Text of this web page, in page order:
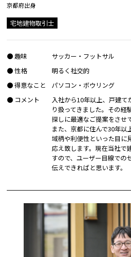
京都府出身
宅地建物取引士
● 趣味
サッカー・フットサル
● 性格
明るく社交的
● 得意なこと
パソコン・ボウリング
● コメント
入社から10年以上、戸建
り扱ってきました。その経
探しに最適なご提案をさせ
また、京都に住んで30年以
域柄や利便性といった目に
応え致します。現在当社で
すので、ユーザー目線での
伝えできればと思います。